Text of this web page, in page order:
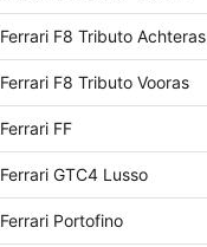
Ferrari F8 Tributo Achteras
Ferrari F8 Tributo Vooras
Ferrari FF
Ferrari GTC4 Lusso
Ferrari Portofino